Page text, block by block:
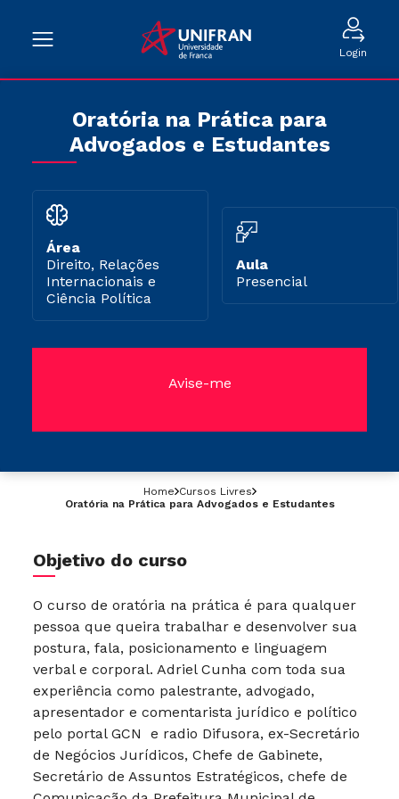
Login
Home Cursos Livres
Oratória na Prática para Advogados e Estudantes
Objetivo do curso
O curso de oratória na prática é para qualquer
pessoa que queira trabalhar e desenvolver sua
postura, fala, posicionamento e linguagem
verbal e corporal. Adriel Cunha com toda sua
experiência como palestrante, advogado,
apresentador e comentarista jurídico e político
pelo portal GCN e radio Difusora, ex-Secretário
de Negócios Jurídicos, Chefe de Gabinete,
Secretário de Assuntos Estratégicos, chefe de
Oratória na Prática para
Advogados e Estudantes
Área
Direito, Relações
Internacionais e
Ciência Política
Aula
Presencial
Avise-me